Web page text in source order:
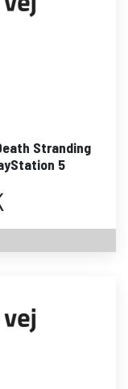
Stranding
5